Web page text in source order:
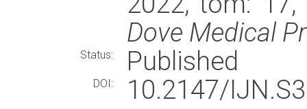
Dove Medical
Status: Published
DOI:
10.2147/